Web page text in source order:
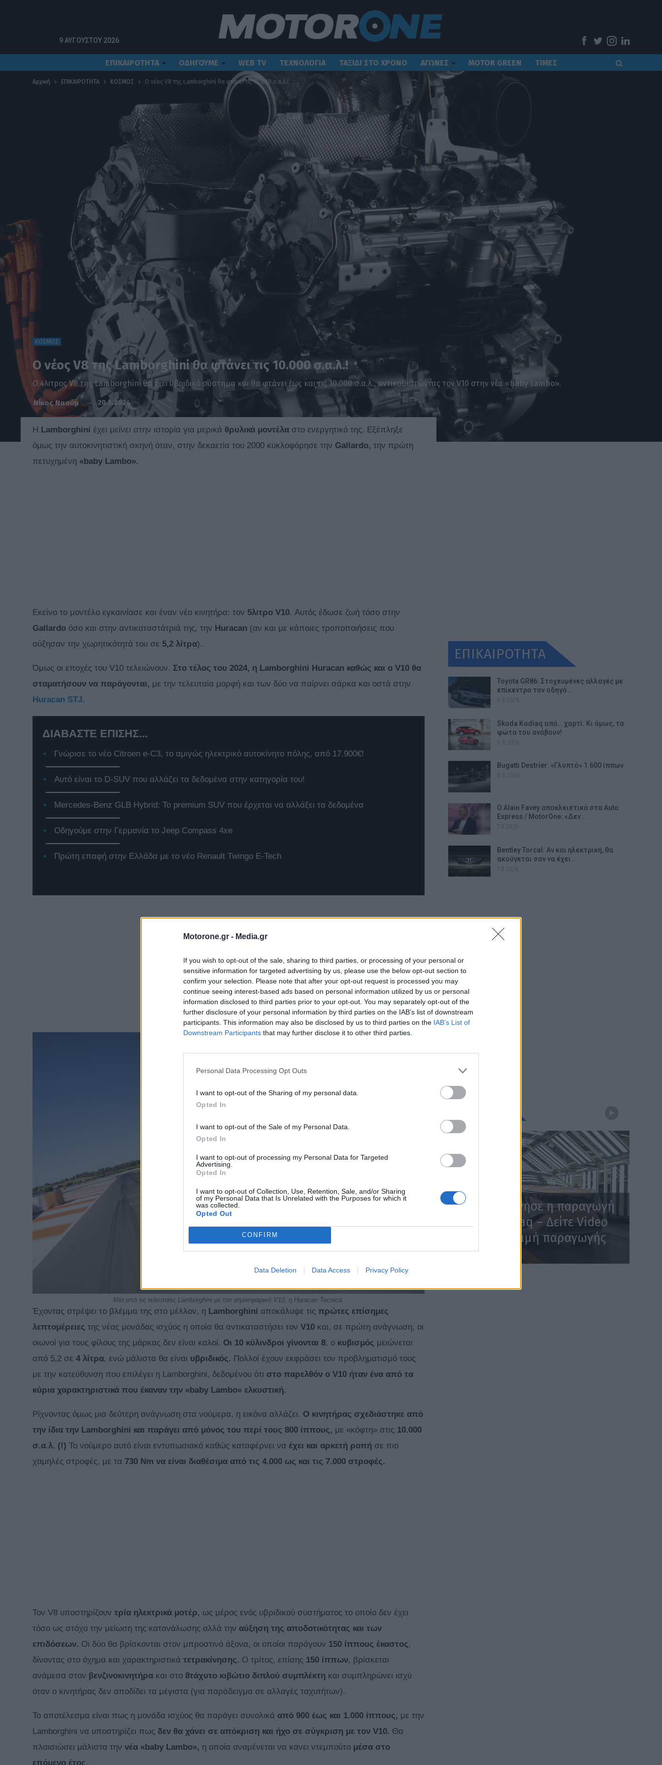
Motorone.gr - Media.gr
If you wish to opt-out of the sale, sharing to third parties, or processing of your personal or
sensitive information for targeted advertising by us, please use the below opt-out section to
confirm your selection. Please note that after your opt-out request is processed you may
continue seeing interest-based ads based on personal information utilized by us or personal
information disclosed to third parties prior to your opt-out. You may separately opt-out of the
further disclosure of your personal information by third parties on the IAB’s list of downstream
participants. This information may also be disclosed by us to third parties on the IAB’s List of
Downstream Participants that may further disclose it to other third parties.
Personal Data Processing Opt Outs
I want to opt-out of the Sharing of my personal data.
Opted In
I want to opt-out of the Sale of my Personal Data.
Opted In
I want to opt-out of processing my Personal Data for Targeted
Advertising.
Opted In
I want to opt-out of Collection, Use, Retention, Sale, and/or Sharing
of my Personal Data that Is Unrelated with the Purposes for which it
was collected.
Opted Out
CONFIRM
Data Deletion Data Access Privacy Policy
9 ΑΥΓΟΎΣΤΟΥ 2026
ΕΠΙΚΑΙΡΟΤΗΤΑ ΟΔΗΓΟΥΜΕ WEB TV ΤΕΧΝΟΛΟΓΙΑ ΤΑΞΙΔΙ ΣΤΟ ΧΡΟΝΟ ΑΓΩΝΕΣ MOTOR GREEN ΤΙΜΕΣ
Αρχική ΕΠΙΚΑΙΡΟΤΗΤΑ ΚΟΣΜΟΣ Ο νέος V8 της Lamborghini θα φτάνει τις 10.000 σ.α.λ.!
ΚΟΣΜΟΣ
Ο νέος V8 της Lamborghini θα φτάνει τις 10.000 σ.α.λ.!
Ο 4λιτρος V8 της Lamborghini θα έχει υβριδικό σύστημα και θα φτάνει έως και τις 10.000 σ.α.λ., αντικαθιστώντας τον V10 στην νέα «baby Lambo».
Νίκος Ναούμ 20.5.2024
Η Lamborghini έχει μείνει στην ιστορία για μερικά θρυλικά μοντέλα στο ενεργητικό της. Εξέπληξε
όμως την αυτοκινητιστική σκηνή όταν, στην δεκαετία του 2000 κυκλοφόρησε την Gallardo, την πρώτη
πετυχημένη «baby Lambo».
Εκείνο το μοντέλο εγκαινίασε και έναν νέο κινητήρα: τον 5λιτρο V10. Αυτός έδωσε ζωή τόσο στην
Gallardo όσο και στην αντικαταστάτριά της, την Huracan (αν και με κάποιες τροποποιήσεις που
αύξησαν την χωρητικότητά του σε 5,2 λίτρα).
Όμως οι εποχές του V10 τελειώνουν. Στο τέλος του 2024, η Lamborghini Huracan καθώς και ο V10 θα
σταματήσουν να παράγονται, με την τελευταία μορφή και των δύο να παίρνει σάρκα και οστά στην
Huracan STJ.
ΔΙΑΒΑΣΤΕ ΕΠΙΣΗΣ...
Γνώρισε το νέο Citroen e-C3, το αμιγώς ηλεκτρικό αυτοκίνητο πόλης, από 17.900€!
Αυτό είναι το D-SUV που αλλάζει τα δεδομένα στην κατηγορία του!
Mercedes-Benz GLB Hybrid: Το premium SUV που έρχεται να αλλάξει τα δεδομένα
Οδηγούμε στην Γερμανία το Jeep Compass 4xe
Πρώτη επαφή στην Ελλάδα με το νέο Renault Twingo E-Tech
Μία από τις τελευταίες Lamborghini με τον ατμοσφαιρικό V10, η Huracan Tecnica.
Έχοντας στρέψει το βλέμμα της στο μέλλον, η Lamborghini αποκάλυψε τις πρώτες επίσημες
λεπτομέρειες της νέας μονάδας ισχύος η οποία θα αντικαταστήσει τον V10 και, σε πρώτη ανάγνωση, οι
οιωνοί για τους φίλους της μάρκας δεν είναι καλοί. Οι 10 κύλινδροι γίνονται 8, ο κυβισμός μειώνεται
από 5,2 σε 4 λίτρα, ενώ μάλιστα θα είναι υβριδικός. Πολλοί έχουν εκφράσει τον προβληματισμό τους
με την κατεύθυνση που επιλέγει η Lamborghini, δεδομένου ότι στο παρελθόν ο V10 ήταν ένα από τα
κύρια χαρακτηριστικά που έκαναν την «baby Lambo» ελκυστική.
Ρίχνοντας όμως μια δεύτερη ανάγνωση στα νούμερα, η εικόνα αλλάζει. Ο κινητήρας σχεδιάστηκε από
την ίδια την Lamborghini και παράγει από μόνος του περί τους 800 ίππους, με «κόφτη» στις 10.000
σ.α.λ. (!) Το νούμερο αυτό είναι εντυπωσιακό καθώς καταφέρνει να έχει και αρκετή ροπή σε πιο
χαμηλές στροφές, με τα 730 Nm να είναι διαθέσιμα από τις 4.000 ως και τις 7.000 στροφές.
Τον V8 υποστηρίζουν τρία ηλεκτρικά μοτέρ, ως μέρος ενός υβριδικού συστήματος το οποίο δεν έχει
τόσο ως στόχο την μείωση της κατανάλωσης αλλά την αύξηση της αποδοτικότητας και των
επιδόσεων. Οι δύο θα βρίσκονται στον μπροστινό άξονα, οι οποίοι παράγουν 150 ίππους έκαστος,
δίνοντας στο όχημα και χαρακτηριστικά τετρακίνησης. Ο τρίτος, επίσης 150 ίππων, βρίσκεται
ανάμεσα στον βενζινοκινητήρα και στο 8τάχυτο κιβώτιο διπλού συμπλέκτη και συμπληρώνει ισχύ
όταν ο κινητήρας δεν αποδίδει τα μέγιστα (για παράδειγμα σε αλλαγές ταχυτήτων).
Το αποτέλεσμα είναι πως η μονάδα ισχύος θα παράγει συνολικά από 900 έως και 1.000 ίππους, με την
Lamborghini να υποστηρίζει πως δεν θα χάνει σε απόκριση και ήχο σε σύγκριση με τον V10. Θα
πλαισιώσει μάλιστα την νέα «baby Lambo», η οποία αναμένεται να κάνει ντεμπούτο μέσα στο
επόμενο έτος.
ΕΠΙΚΑΙΡΟΤΗΤΑ
Toyota GR86: Στοχευμένες αλλαγές με
επίκεντρο τον οδηγό…
Skoda Kodiaq από… χαρτί: Κι όμως, τα
φώτα του ανάβουν!
Bugatti Destrier: «Γλυπτό» 1.600 ίππων
Ο Alain Favey αποκλειστικά στα Auto
Express / MotorOne: «Δεν…
Bentley Torcal: Αν και ηλεκτρική, θα
ακούγεται σαν να έχει…
Skoda: Ξεκίνησε η παραγωγή
του νέου Peaq – Δείτε Video
από τη γραμμή παραγωγής
WEB TV